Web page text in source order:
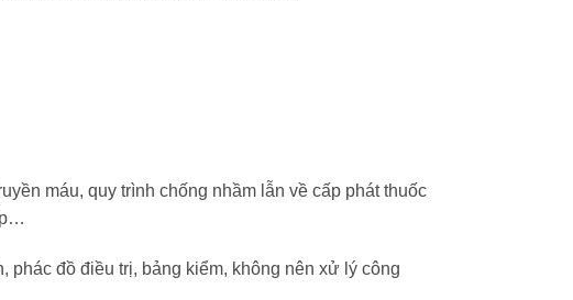
máu, quy trình chống nhầm lẫn về cấp phát thuốc
đồ điều trị, bảng kiểm, không nên xử lý công